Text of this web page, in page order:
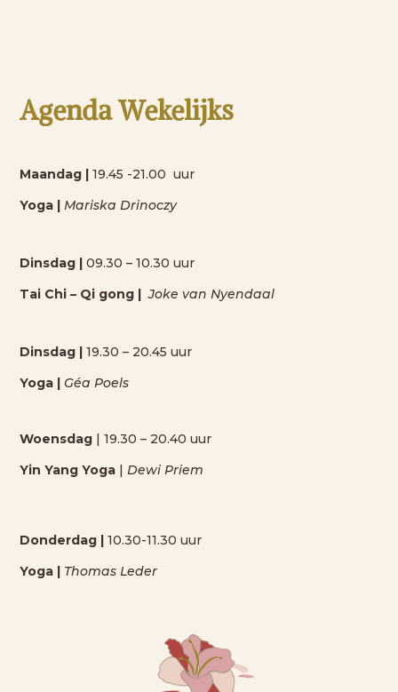
Agenda Wekelijks
Maandag |19.45 -21.00 uur
Yoga |Mariska Drinoczy
Dinsdag | 09.30 – 10.30 uur
Tai Chi – Qi gong | Joke van Nyendaal
Dinsdag | 19.30 – 20.45 uur
Yoga | Géa Poels
Woensdag | 19.30 – 20.40 uur
Yin Yang Yoga |Dewi Priem
Donderdag | 10.30-11.30 uur
Yoga | Thomas Leder